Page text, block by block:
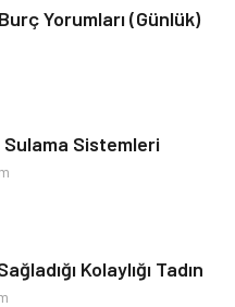
Alışveriş
Tatil
Yorumları (Günlük)
Sulama Sistemleri
Kolaylığı Tadın